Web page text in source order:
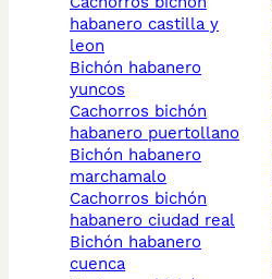
habanero castilla y
leon
bichón habanero
yuncos
cachorros bichón
habanero puertollano
bichón habanero
marchamalo
cachorros bichón
habanero ciudad real
bichón habanero
cuenca